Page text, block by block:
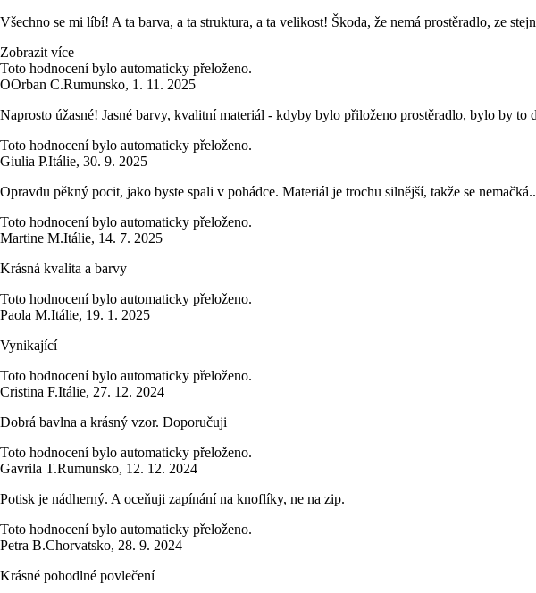
Všechno se mi líbí! A ta barva, a ta struktura, a ta velikost! Škoda, že nemá prostěradlo, ze
Zobrazit více
Toto hodnocení bylo automaticky přeloženo.
OOrban C.Rumunsko, 1. 11. 2025
Naprosto úžasné! Jasné barvy, kvalitní materiál - kdyby bylo přiloženo prostěradlo, bylo by to
Toto hodnocení bylo automaticky přeloženo.
Giulia P.Itálie, 30. 9. 2025
Opravdu pěkný pocit, jako byste spali v pohádce. Materiál je trochu silnější, takže se nemačká..
Toto hodnocení bylo automaticky přeloženo.
Martine M.Itálie, 14. 7. 2025
Krásná kvalita a barvy
Toto hodnocení bylo automaticky přeloženo.
Paola M.Itálie, 19. 1. 2025
Vynikající
Toto hodnocení bylo automaticky přeloženo.
Cristina F.Itálie, 27. 12. 2024
Dobrá bavlna a krásný vzor. Doporučuji
Toto hodnocení bylo automaticky přeloženo.
Gavrila T.Rumunsko, 12. 12. 2024
Potisk je nádherný. A oceňuji zapínání na knoflíky, ne na zip.
Toto hodnocení bylo automaticky přeloženo.
Petra B.Chorvatsko, 28. 9. 2024
Krásné pohodlné povlečení